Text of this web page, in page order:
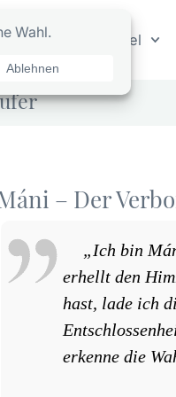
Orakel
– Der
„Ich bin
erhellt den
hast, lade ich
erkenne die